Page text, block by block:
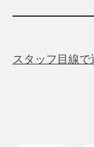
スタッフ目線